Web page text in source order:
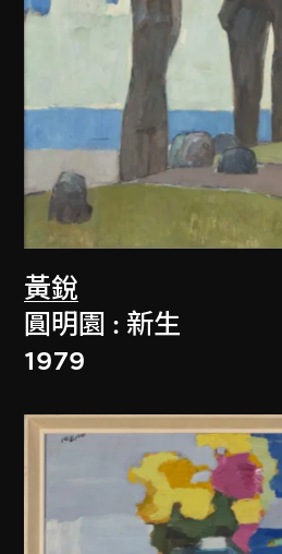
黃銳
圓明園 : 新生
1979